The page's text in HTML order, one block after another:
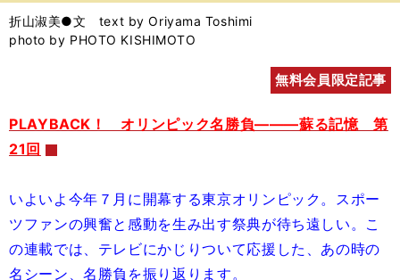
バ
折山淑美●文 text by Oriyama Toshimi
photo by PHOTO KISHIMOTO
無料会員限定記事
PLAYBACK！ オリンピック名勝負―――蘇る記憶 第
21回
いよいよ今年７月に開幕する東京オリンピック。スポー
ツファンの興奮と感動を生み出す祭典が待ち遠しい。こ
の連載では、テレビにかじりついて応援した、あの時の
名シーン、名勝負を振り返ります。